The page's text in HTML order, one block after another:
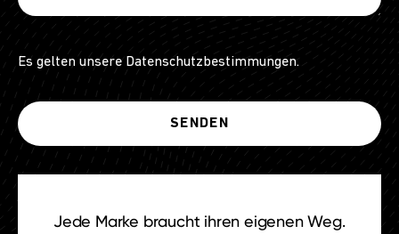
Es gelten unsere Datenschutzbestimmungen.
Jede Marke braucht ihren eigenen Weg.